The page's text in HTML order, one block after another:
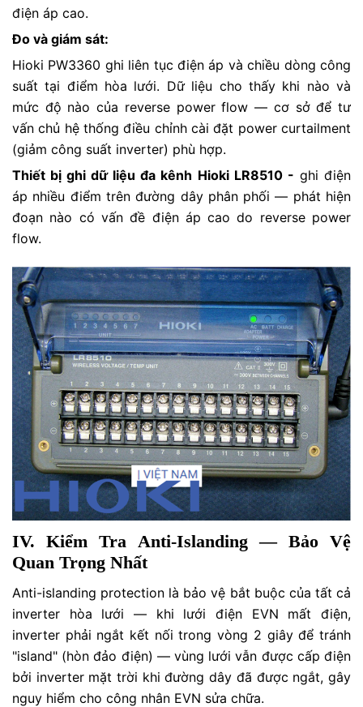
điện áp cao.
Đo và giám sát:
Hioki PW3360 ghi liên tục điện áp và chiều dòng công
suất tại điểm hòa lưới. Dữ liệu cho thấy khi nào và
mức độ nào của reverse power flow — cơ sở để tư
vấn chủ hệ thống điều chỉnh cài đặt power curtailment
(giảm công suất inverter) phù hợp.
Thiết bị ghi dữ liệu đa kênh Hioki LR8510 - ghi điện
áp nhiều điểm trên đường dây phân phối — phát hiện
đoạn nào có vấn đề điện áp cao do reverse power
flow.
IV. Kiểm Tra Anti-Islanding — Bảo Vệ
Quan Trọng Nhất
Anti-islanding protection là bảo vệ bắt buộc của tất cả
inverter hòa lưới — khi lưới điện EVN mất điện,
inverter phải ngắt kết nối trong vòng 2 giây để tránh
"island" (hòn đảo điện) — vùng lưới vẫn được cấp điện
bởi inverter mặt trời khi đường dây đã được ngắt, gây
nguy hiểm cho công nhân EVN sửa chữa.